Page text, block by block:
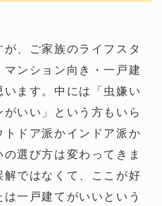
が、ご家族のライフスタ
ンション向き・一戸建
ます。中には「虫嫌い
いい」という方もいら
ドア派かインドア派か
選び方は変わってきま
ではなくて、ここが好
一戸建てがいいという